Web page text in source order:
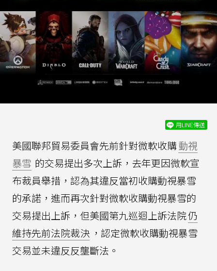
用LINE傳送
美國聯邦貿易委員會先前針對微軟收購動視
暴雪 的交易提出多次上訴，去年更因微軟宣
布裁員舉措，認為其違反當初收購動視暴雪
的承諾，進而再次針對微軟收購動視暴雪的
交易提出上訴，但美國第九巡迴上訴法院仍
維持先前法院裁決 ，認定微軟收購動視暴雪
交易並未違反反壟斷法。